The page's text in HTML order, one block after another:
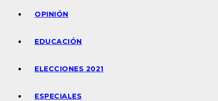
OPINIÓN
EDUCACIÓN
ELECCIONES 2021
ESPECIALES